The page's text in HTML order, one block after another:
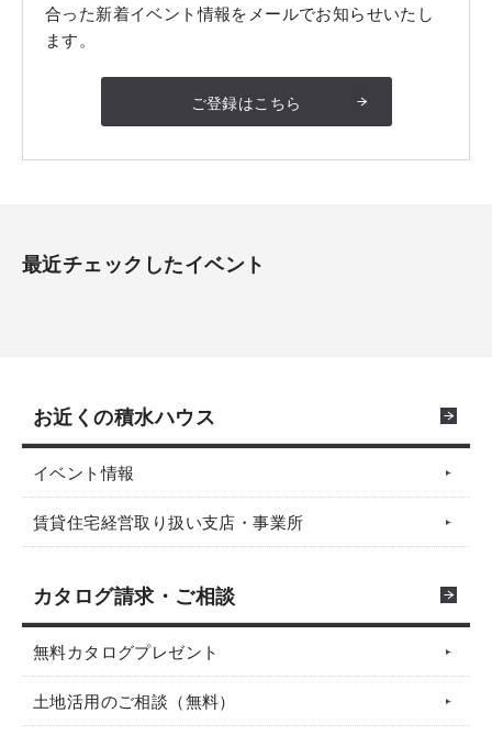
合った新着イベント情報をメールでお知らせいたし
ます。
ご登録はこちら
最近チェックしたイベント
お近くの積水ハウス
イベント情報
賃貸住宅経営取り扱い支店・事業所
カタログ請求・ご相談
無料カタログプレゼント
土地活用のご相談（無料）